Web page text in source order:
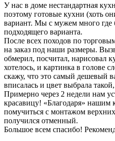
У нас в доме нестандартная
поэтому готовые кухни (хоть
вариант. Мы с мужем много
подходящего варианта.
После всех походов по
на заказ под наши размеры.
обмерил, посчитал, нарисовал
хотелось, и картинка в голове
скажу, что это самый дешевый
вписалась и цвет выбрала
Примерно через 2 недели нам
красавицу! «Благодаря»
помучиться с монтажом
получился отменный.
Большое всем спасибо!